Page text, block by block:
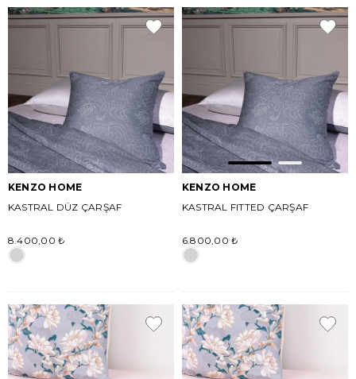
KENZO HOME
KASTRAL DÜZ ÇARŞAF
8.400,00 ₺
KENZO HOME
KASTRAL FITTED ÇARŞAF
6.800,00 ₺